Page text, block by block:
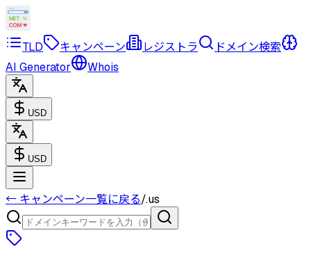
TLD キャンペーン レジストラ
ドメイン検索
AI Generator
Whois
USD
USD
← キャンペーン一覧に戻る/.us